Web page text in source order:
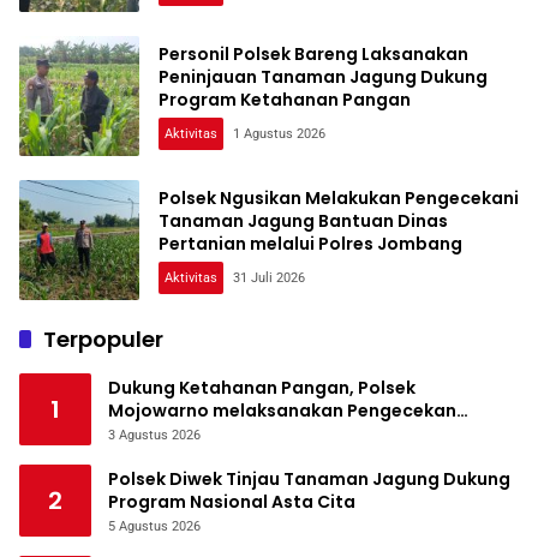
Personil Polsek Bareng Laksanakan
Peninjauan Tanaman Jagung Dukung
Program Ketahanan Pangan
Aktivitas 1 Agustus 2026
Polsek Ngusikan Melakukan Pengecekani
Tanaman Jagung Bantuan Dinas
Pertanian melalui Polres Jombang
Aktivitas 31 Juli 2026
Terpopuler
1
Dukung Ketahanan Pangan, Polsek
Mojowarno melaksanakan Pengecekan
Tanaman Jagung
3 Agustus 2026
2
Polsek Diwek Tinjau Tanaman Jagung Dukung
Program Nasional Asta Cita
5 Agustus 2026